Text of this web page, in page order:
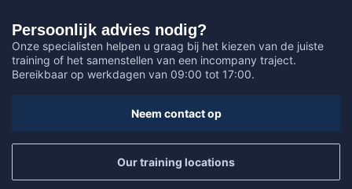
Persoonlijk advies nodig?
Onze specialisten helpen u graag bij het kiezen van de juiste
training of het samenstellen van een incompany traject.
Bereikbaar op werkdagen van 09:00 tot 17:00.
Neem contact op
Our training locations